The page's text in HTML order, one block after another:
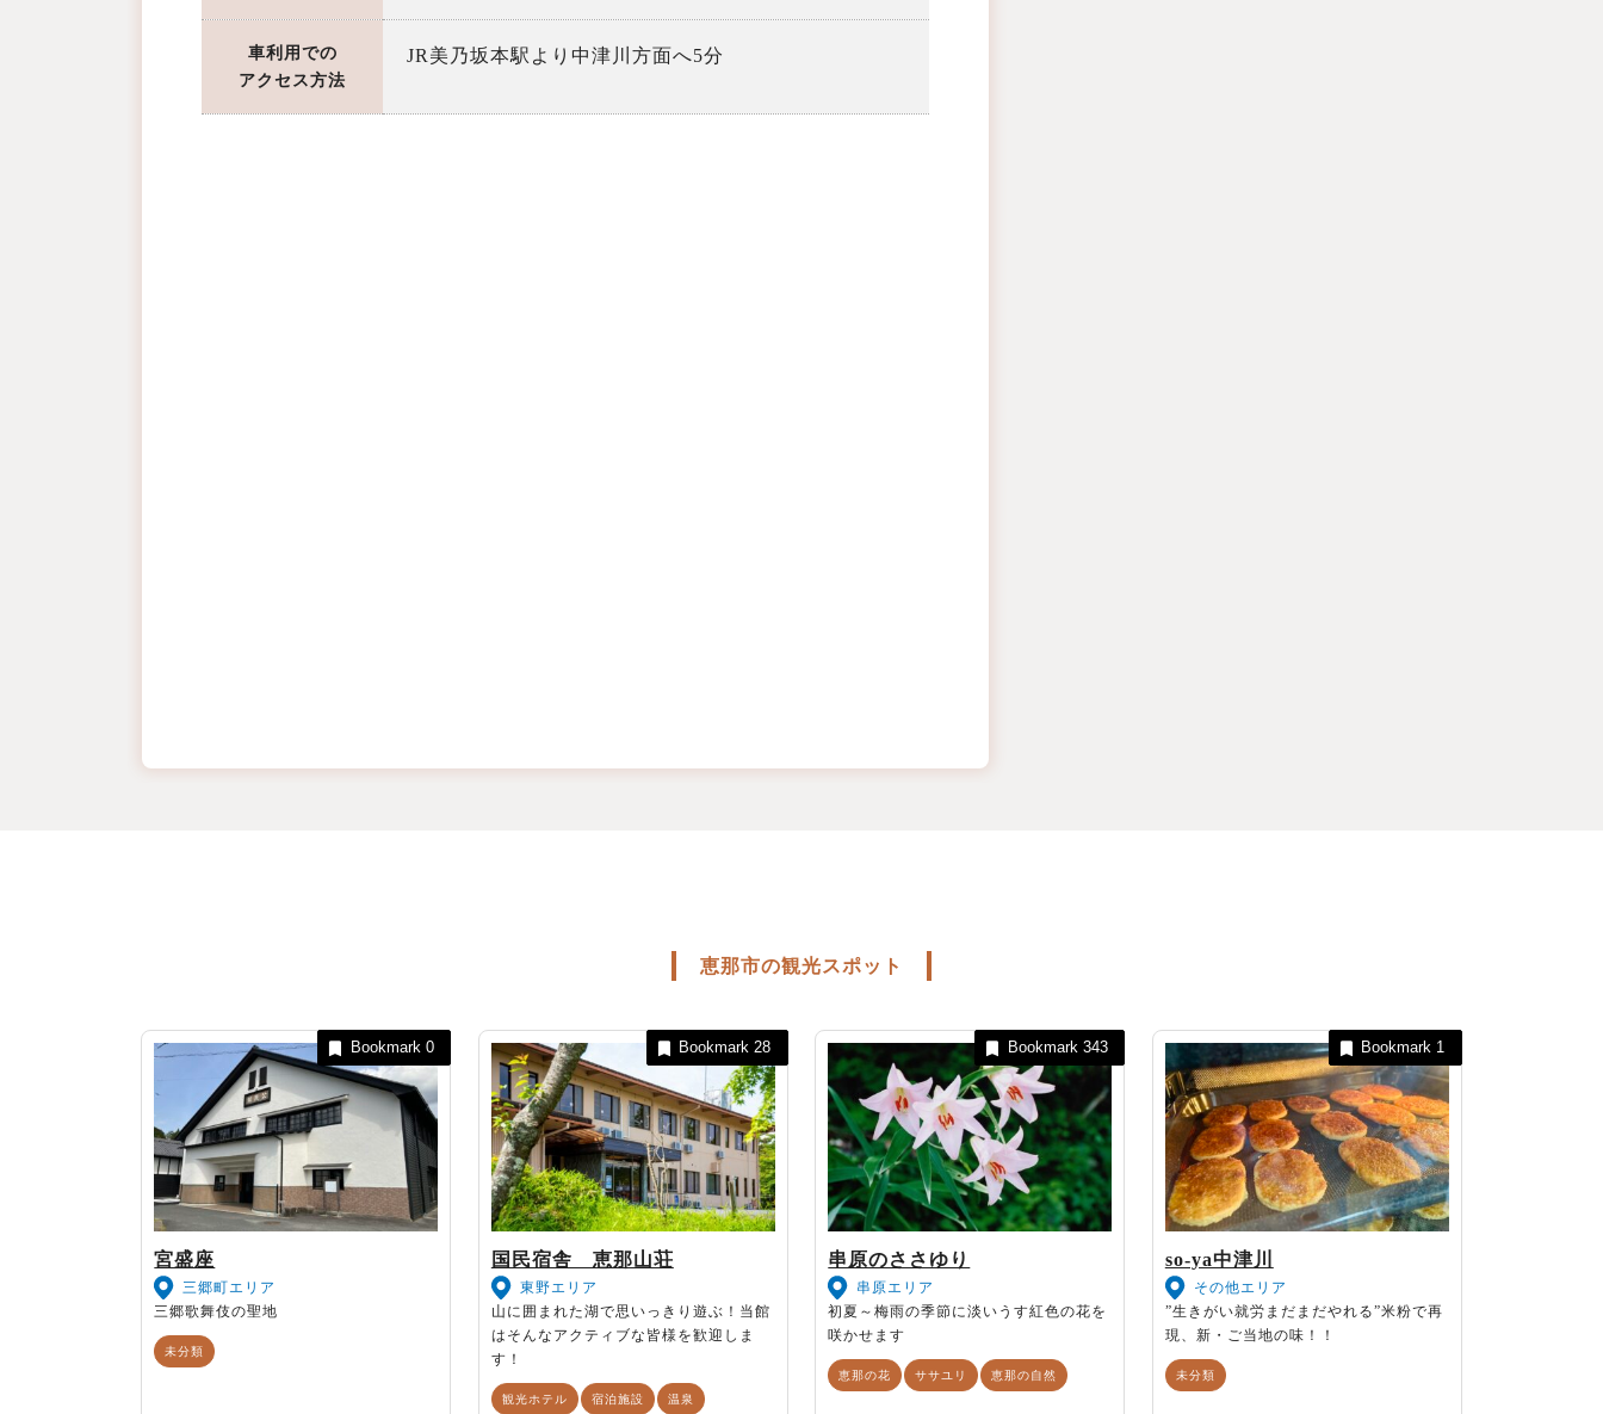
車利用での
アクセス方法
JR美乃坂本駅より中津川方面へ5分
恵那市の観光スポット
宮盛座
三郷町エリア
三郷歌舞伎の聖地
未分類
Bookmark 0
国民宿舎 恵那山荘
東野エリア
山に囲まれた湖で思いっきり遊ぶ！当館
はそんなアクティブな皆様を歓迎しま
す！
観光ホテル 宿泊施設 温泉
Bookmark28
串原のささゆり
串原エリア
初夏～梅雨の季節に淡いうす紅色の花を
咲かせます
恵那の花 ササユリ 恵那の自然
Bookmark 343
so-ya中津川
その他エリア
”生きがい就労まだまだやれる”米粉で再
現、新・ご当地の味！！
未分類
Bookmark 1